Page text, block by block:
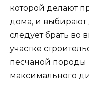
которой делают
дома, и выбирают
следует брать во
участке
песчаной
максимального